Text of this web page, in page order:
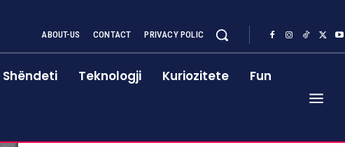
ABOUT-US CONTACT PRIVACY POLIC
Shëndeti Teknologji Kuriozitete Fun